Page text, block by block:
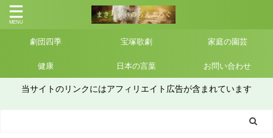
劇団四季 宝塚歌劇 家庭の園芸
健康 日本の言葉 お問い合わせ
当サイトのリンクにはアフィリエイト広告が含まれています